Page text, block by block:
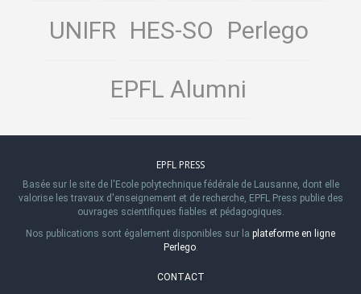
UNIFR HES-SO Perlego
EPFL Alumni
EPFL PRESS
Basée sur le site de l'Ecole polytechnique fédérale de Lausanne, dont elle
valorise les travaux d'enseignement et de recherche, EPFL Press publie des
ouvrages scientifiques fiables et pédagogiques.
Nos publications sont également disponibles sur la plateforme en ligne
Perlego.
CONTACT